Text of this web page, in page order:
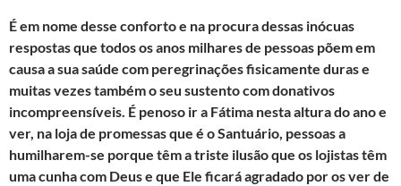
É em nome desse conforto e na procura dessas inócuas
respostas que todos os anos milhares de pessoas põem em
causa a sua saúde com peregrinações fisicamente duras e
muitas vezes também o seu sustento com donativos
incompreensíveis. É penoso ir a Fátima nesta altura do ano e
ver, na loja de promessas que é o Santuário, pessoas a
humilharem-se porque têm a triste ilusão que os lojistas têm
uma cunha com Deus e que Ele ficará agradado por os ver de